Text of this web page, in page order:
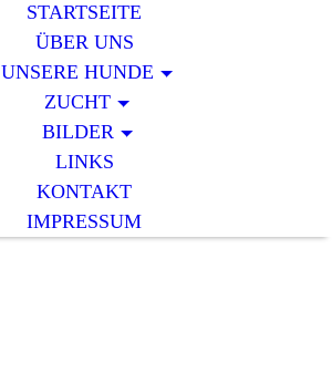
STARTSEITE
ÜBER UNS
UNSERE HUNDE
ZUCHT
BILDER
LINKS
KONTAKT
IMPRESSUM